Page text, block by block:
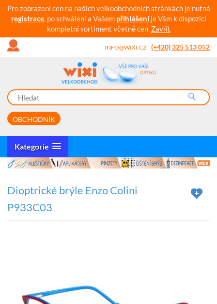
Pro zobrazení cen na našich velkoobchodních stránkách je nutná
registrace, po schválení a Vašem přihlášeníje Vám k dispozici
kompletní sortiment včetně cen. Zavřít
INFO@WIXI.CZ (+420) 325 513 052
OBCHODNÍK
Kategorie
Dioptrické brýle Enzo Colini
P933C03